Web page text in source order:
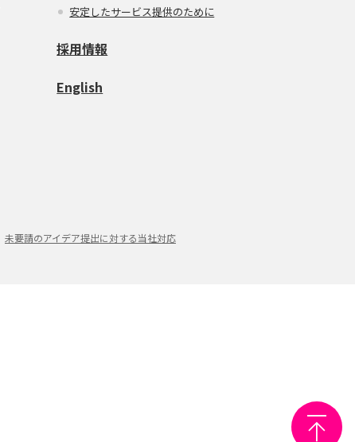
安定したサービス提供のために
採用情報
English
未要請のアイデア提出に対する当社対応